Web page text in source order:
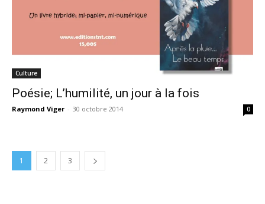
Culture
Poésie; L’humilité, un jour à la fois
Raymond Viger - 30 octobre 2014 0
1 2 3